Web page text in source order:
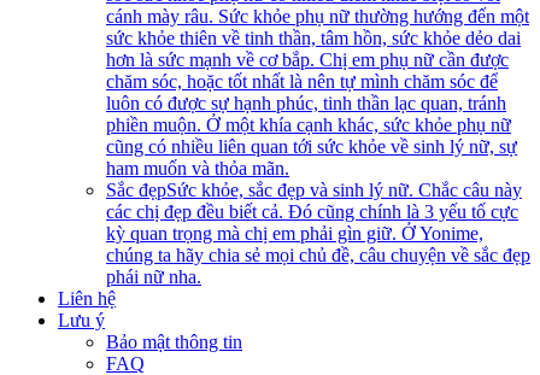
cánh mày râu. Sức khỏe phụ nữ thường hướng đến một
sức khỏe thiên về tinh thần, tâm hồn, sức khỏe dẻo dai
hơn là sức mạnh về cơ bắp. Chị em phụ nữ cần được
chăm sóc, hoặc tốt nhất là nên tự mình chăm sóc để
luôn có được sự hạnh phúc, tinh thần lạc quan, tránh
phiền muộn. Ở một khía cạnh khác, sức khỏe phụ nữ
cũng có nhiều liên quan tới sức khỏe về sinh lý nữ, sự
ham muốn và thỏa mãn.
Sắc đẹpSức khỏe, sắc đẹp và sinh lý nữ. Chắc câu này
các chị đẹp đều biết cả. Đó cũng chính là 3 yếu tố cực
kỳ quan trọng mà chị em phải gìn giữ. Ở Yonime,
chúng ta hãy chia sẻ mọi chủ đề, câu chuyện về sắc đẹp
phái nữ nha.
Liên hệ
Lưu ý
Bảo mật thông tin
FAQ